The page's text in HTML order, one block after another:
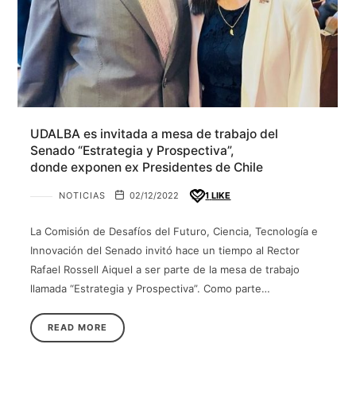
UDALBA es invitada a mesa de trabajo del
Senado “Estrategia y Prospectiva”,
donde exponen ex Presidentes de Chile
NOTICIAS 02/12/2022 1 LIKE
La Comisión de Desafíos del Futuro, Ciencia, Tecnología e
Innovación del Senado invitó hace un tiempo al Rector
Rafael Rossell Aiquel a ser parte de la mesa de trabajo
llamada “Estrategia y Prospectiva”. Como parte…
READ MORE